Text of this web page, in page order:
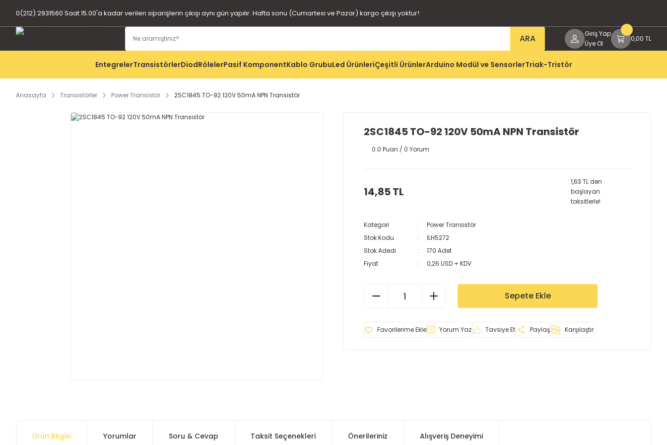
0(212) 2931560 Saat 15.00'a kadar verilen siparişlerin çıkışı aynı gün yapılır. Hafta sonu (Cumartesi ve Pazar) kargo çıkışı yoktur!
ARA
Giriş Yap
Üye Ol
0,00 TL
EntegrelerTransistörlerDiodRölelerPasif KomponentKablo GrubuLed ÜrünleriÇeşitli ÜrünlerArduino Modül ve SensorlerTriak-Tristör
Anasayfa Transistörler Power Transistör 2SC1845 TO-92 120V 50mA NPN Transistör
2SC1845 TO-92 120V 50mA NPN Transistör
0.0 Puan / 0 Yorum
14,85 TL
1,63 TL den
başlayan
taksitlerle!
Kategori
Power Transistör
Stok Kodu
ILH5272
Stok Adedi
170 Adet
Fiyat
0,26 USD + KDV
Sepete Ekle
Yorum Yaz Tavsiye Et Paylaş Karşılaştır
Ürün Bilgisi Yorumlar Soru & Cevap Taksit Seçenekleri Önerileriniz Alışveriş Deneyimi